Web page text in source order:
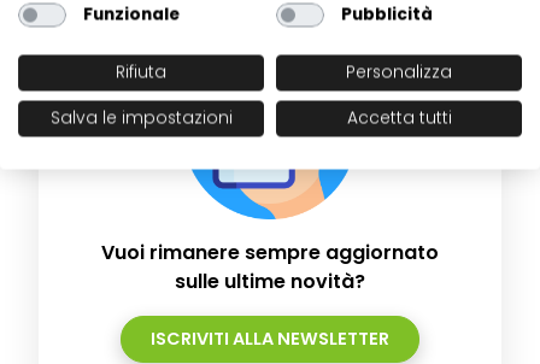
Vuoi rimanere sempre aggiornato
sulle ultime novità?
ISCRIVITI ALLA NEWSLETTER
Funzionale
Pubblicità
Rifiuta
Personalizza
Salva le impostazioni
Accetta tutti